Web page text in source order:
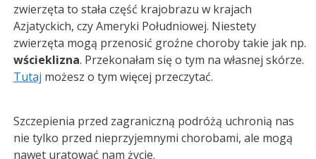
zwierzęta to stała część krajobrazu w krajach
Azjatyckich, czy Ameryki Południowej. Niestety
zwierzęta mogą przenosić groźne choroby takie jak np.
wścieklizna. Przekonałam się o tym na własnej skórze.
Tutaj możesz o tym więcej przeczytać.
Szczepienia przed zagraniczną podróżą uchronią nas
nie tylko przed nieprzyjemnymi chorobami, ale mogą
nawet uratować nam życie.